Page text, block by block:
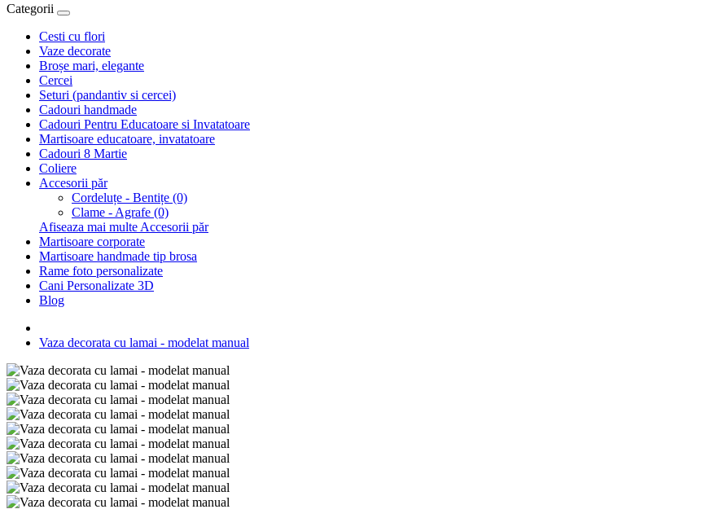
Categorii
Cesti cu flori
Vaze decorate
Broșe mari, elegante
Cercei
Seturi (pandantiv si cercei)
Cadouri handmade
Cadouri Pentru Educatoare si Invatatoare
Martisoare educatoare, invatatoare
Cadouri 8 Martie
Coliere
Accesorii păr
Cordeluțe - Bentițe (0)
Clame - Agrafe (0)
Afiseaza mai multe Accesorii păr
Martisoare corporate
Martisoare handmade tip brosa
Rame foto personalizate
Cani Personalizate 3D
Blog
Vaza decorata cu lamai - modelat manual